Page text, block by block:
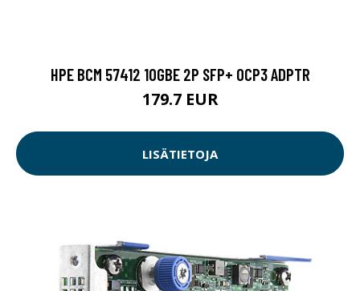
HPE BCM 57412 10GBE 2P SFP+ OCP3 ADPTR
179.7 EUR
LISÄTIETOJA